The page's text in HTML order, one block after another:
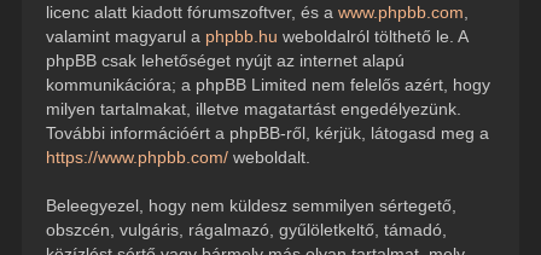
licenc alatt kiadott fórumszoftver, és a www.phpbb.com
valamint magyarul a phpbb.hu weboldalról tölthető le. A
phpBB csak lehetőséget nyújt az internet alapú
kommunikációra; a phpBB Limited nem felelős azért, hogy
milyen tartalmakat, illetve magatartást engedélyezünk.
További információért a phpBB-ről, kérjük, látogasd meg a
https://www.phpbb.com/weboldalt.
Beleegyezel, hogy nem küldesz semmilyen sértegető,
obszcén, vulgáris, rágalmazó, gyűlöletkeltő, támadó,